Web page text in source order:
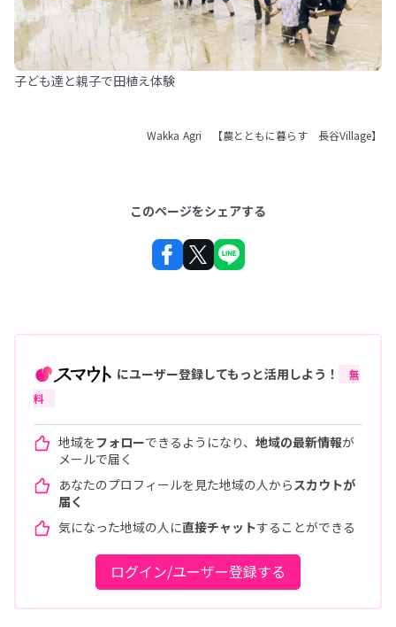
子ども達と親子で田植え体験
Wakka Agri 【農とともに暮らす 長谷Village】
このページをシェアする
にユーザー登録してもっと活用しよう！
無
料
地域をフォローできるようになり、 地域の最新情報が
メールで届く
あなたのプロフィールを見た地域の人から スカウトが
届く
気になった地域の人に直接チャットすることができる
ログイン/ユーザー登録する